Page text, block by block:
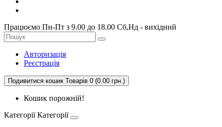
Працюємо Пн-Пт з 9.00 до 18.00 Сб,Нд - вихідний
Авторизація
Реєстрація
Подивитися кошик Товарів 0 (0.00 грн.)
Кошик порожній!
Категорії Категорії